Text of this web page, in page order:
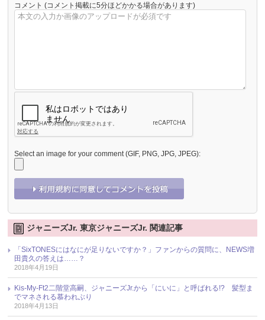
コメント (コメント掲載に5分ほどかかる場合があります)
Select an image for your comment (GIF, PNG, JPG, JPEG):
ジャニーズJr. 東京ジャニーズJr. 関連記事
「SixTONESにはなにが足りないですか？」ファンからの質問に、NEWS増
田貴久の答えは……？
2018年4月19日
Kis-My-Ft2二階堂高嗣、ジャニーズJr.から「にいに」と呼ばれる!? 髪型ま
でマネされる慕われぶり
2018年4月13日